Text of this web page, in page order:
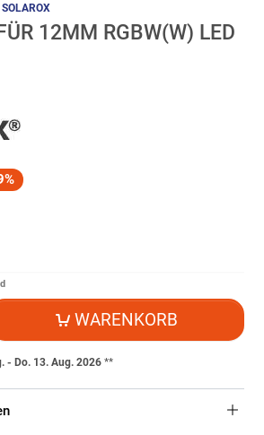
SOLAROX
12MM RGBW(W) LED
WARENKORB
- Do. 13. Aug. 2026**